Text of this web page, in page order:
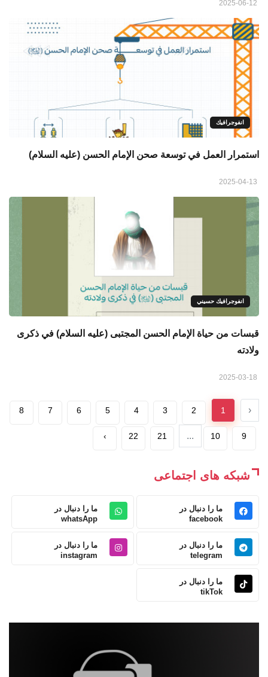
انفوجرافيك
استمرار العمل في توسعة صحن الإمام الحسن (عليه السلام)
انفوجرافيك حسيني
قبسات من حياة الإمام الحسن المجتبى (عليه السلام) في ذكرى
ولادته
‹
1
2
3
4
5
6
7
8
9
10
...
21
22
›
شبکه های اجتماعی
ما را دنبال در
facebook
ما را دنبال در
whatsApp
ما را دنبال در
telegram
ما را دنبال در
instagram
ما را دنبال در
tikTok